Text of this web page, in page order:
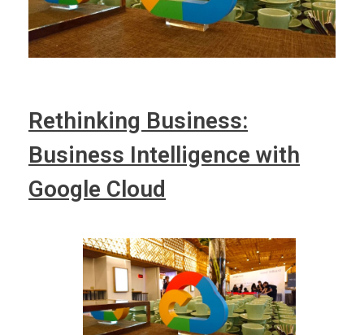
Rethinking Business:
Business Intelligence with
Google Cloud